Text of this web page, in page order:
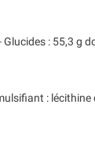
: 55,3 g
: lécithine